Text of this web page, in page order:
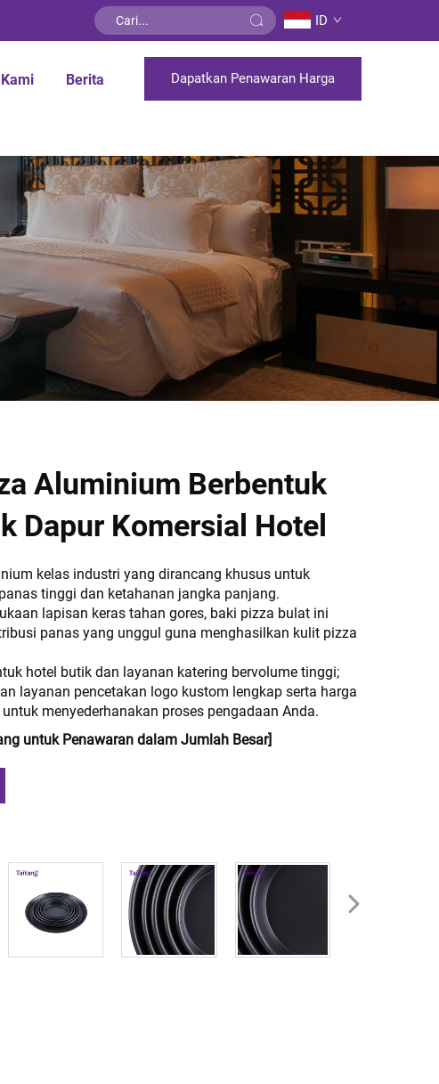
ID
Berita Dapatkan Penawaran Harga
Aluminium Berbentuk
Dapur Komersial Hotel
kelas industri yang dirancang khusus untuk
tinggi dan ketahanan jangka panjang.
lapisan keras tahan gores, baki pizza bulat ini
panas yang unggul guna menghasilkan kulit pizza
hotel butik dan layanan katering bervolume tinggi;
layanan pencetakan logo kustom lengkap serta harga
menyederhanakan proses pengadaan Anda.
untuk Penawaran dalam Jumlah Besar]